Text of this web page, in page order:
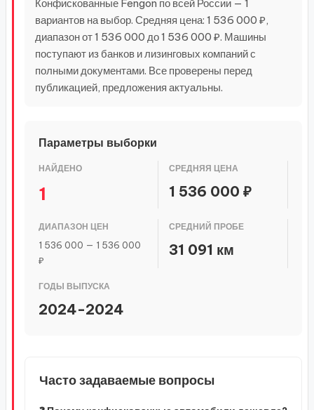
Конфискованные Fengon по всей России — 1
вариантов на выбор. Средняя цена: 1 536 000 ₽,
диапазон от 1 536 000 до 1 536 000 ₽. Машины
поступают из банков и лизинговых компаний с
полными документами. Все проверены перед
публикацией, предложения актуальны.
Параметры выборки
НАЙДЕНО
1
СРЕДНЯЯ ЦЕНА
1 536 000 ₽
ДИАПАЗОН ЦЕН
1 536 000 — 1 536 000
₽
СРЕДНИЙ ПРОБЕ
31 091 км
ГОДЫ ВЫПУСКА
2024-2024
Часто задаваемые вопросы